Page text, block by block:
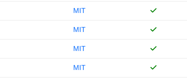
MIT
MIT
MIT
MIT